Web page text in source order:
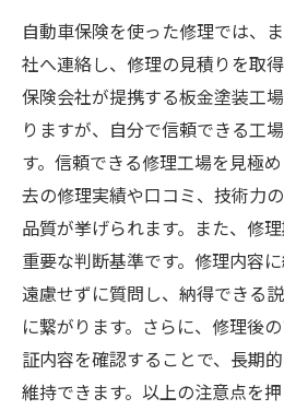
自動車保険を使った修理では、
社へ連絡し、修理の見積りを取
保険会社が提携する板金塗装工
りますが、自分で信頼できる工
す。信頼できる修理工場を見極
去の修理実績や口コミ、技術力
品質が挙げられます。また、修
重要な判断基準です。修理内容
遠慮せずに質問し、納得できる
に繋がります。さらに、修理後
証内容を確認することで、長期
維持できます。以上の注意点を